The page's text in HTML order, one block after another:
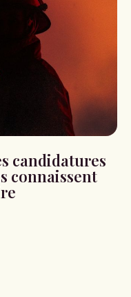
candidatures
connaissent